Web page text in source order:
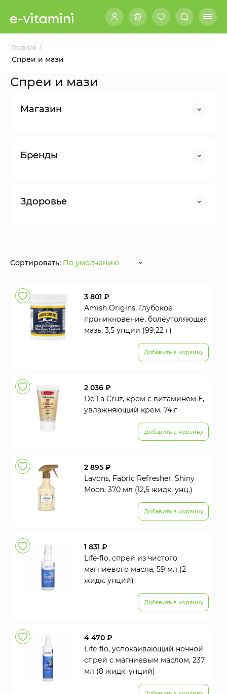
Главная /
Спреи и мази
Спреи и мази
Магазин
Бренды
Здоровье
Сортировать: По умолчанию
3 801 ₽
Amish Origins, Глубокое
проникновение, болеутоляющая
мазь, 3,5 унции (99,22 г)
Добавить в корзину
2 036 ₽
De La Cruz, крем с витамином Е,
увлажняющий крем, 74 г
Добавить в корзину
2 895 ₽
Lavons, Fabric Refresher, Shiny
Moon, 370 мл (12,5 жидк. унц.)
Добавить в корзину
1 831 ₽
Life-flo, спрей из чистого
магниевого масла, 59 мл (2
жидк. унций)
Добавить в корзину
4 470 ₽
Life-flo, успокаивающий ночной
спрей с магниевым маслом, 237
мл (8 жидк. унций)